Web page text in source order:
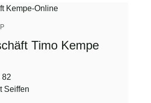
Timo Kempe
82
Seiffen